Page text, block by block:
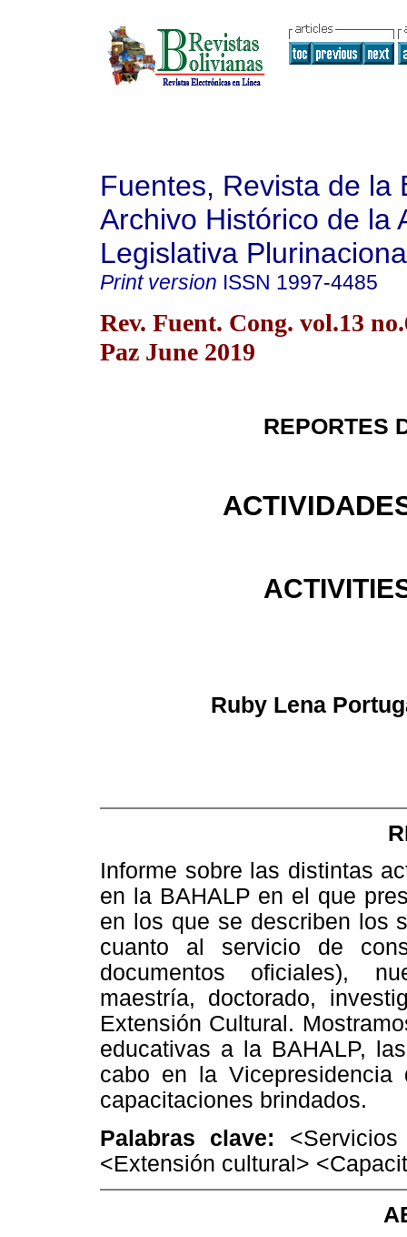
Fuentes, Revista de la
Archivo Histórico de la
Legislativa
Print version ISSN 1997-4485
Rev. Fuent. Cong. vol.13
Paz June 2019
REPORTES
Ruby Lena
Informe sobre las distintas
en la BAHALP en el que
en los que se describen los
cuanto al servicio de
documentos oficiales),
maestría, doctorado,
Extensión Cultural.
educativas a la BAHALP,
cabo en la
capacitaciones brindados.
Palabras clave:
<Extensión cultural>